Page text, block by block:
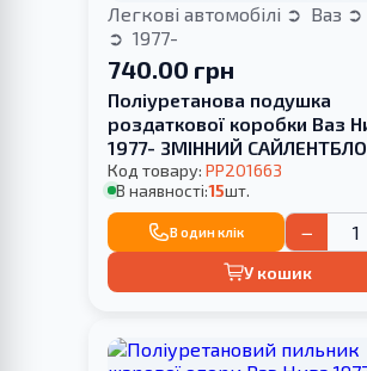
Легкові автомобілі Ваз
1977-
740.00 грн
Поліуретанова подушка
роздаткової коробки Ваз
1977- ЗМІННИЙ
Код товару: PP201663
В наявності:15шт.
В один клік −
У кошик